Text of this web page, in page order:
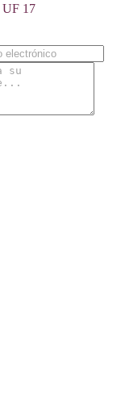
UF 17